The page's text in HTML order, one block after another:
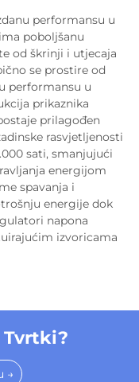
performansu u
poboljšanu
od škrinji i utjecaja
se prostire od
performansu u
prikaznika
prilagođen
rasvjetljenosti
sati, smanjujući
energijom
spavanja i
energije dok
napona
izvoricama
→